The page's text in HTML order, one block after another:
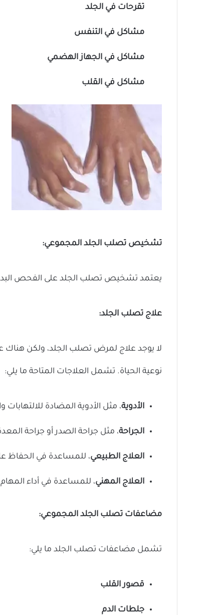
تقرحات في الجلد
مشاكل في التنفس
مشاكل في الجهاز الهضمي
مشاكل في القلب
تشخيص تصلب الجلد المجموعي:
يعتمد تشخيص تصلب الجلد على الفحص البدني
علاج تصلب الجلد:
لا يوجد علاج لمرض تصلب الجلد، ولكن
نوعية الحياة. تشمل العلاجات المتاحة ما يلي:
الأدوية، مثل الأدوية المضادة للالتهابات
الجراحة، مثل جراحة الصدر أو جراحة
العلاج الطبيعي، للمساعدة في الحفاظ
العلاج المهني، للمساعدة في أداء المهام
مضاعفات تصلب الجلد المجموعي:
تشمل مضاعفات تصلب الجلد ما يلي:
قصور القلب
جلطات الدم